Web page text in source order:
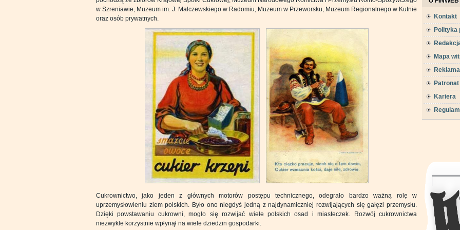
w Szreniawie, Muzeum im. J. Malczewskiego w Radomiu, Muzeum w Przeworsku, Muzeum Regionalnego w Kutnie
oraz osób prywatnych.
Cukrownictwo, jako jeden z głównych motorów postępu technicznego, odegrało bardzo ważną rolę w
uprzemysłowieniu ziem polskich. Było ono niegdyś jedną z najdynamiczniej rozwijających się gałęzi przemysłu.
Dzięki powstawaniu cukrowni, mogło się rozwijać wiele polskich osad i miasteczek. Rozwój cukrownictwa
niezwykle korzystnie wpłynął na wiele dziedzin gospodarki.
Kontakt
Polityka
Mapa
Reklama
Kariera